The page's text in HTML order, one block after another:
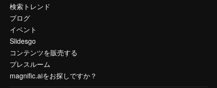
検索トレンド
ブログ
イベント
Slidesgo
コンテンツを販売する
プレスルーム
magnific.aiをお探しですか？